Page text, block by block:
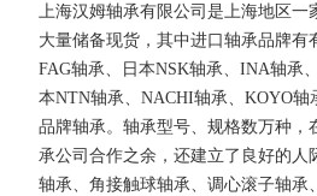
上海汉姆轴承有限公司是上海地区
大量储备现货，其中进口轴承品牌有
FAG轴承、日本NSK轴承、INA轴承
本NTN轴承、NACHI轴承、KOYO轴
品牌轴承。轴承型号、规格数万种，
承公司合作之余，还建立了良好的人
轴承、角接触球轴承、调心滚子轴承